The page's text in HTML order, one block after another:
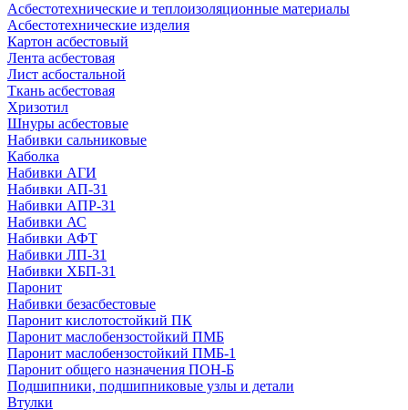
Асбестотехнические и теплоизоляционные материалы
Асбестотехнические изделия
Картон асбестовый
Лента асбестовая
Лист асбостальной
Ткань асбестовая
Хризотил
Шнуры асбестовые
Набивки сальниковые
Каболка
Набивки АГИ
Набивки АП-31
Набивки АПР-31
Набивки АС
Набивки АФТ
Набивки ЛП-31
Набивки ХБП-31
Паронит
Набивки безасбестовые
Паронит кислотостойкий ПК
Паронит маслобензостойкий ПМБ
Паронит маслобензостойкий ПМБ-1
Паронит общего назначения ПОН-Б
Подшипники, подшипниковые узлы и детали
Втулки